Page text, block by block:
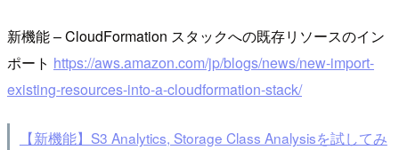
新機能 – CloudFormation スタックへの既存リソースのイン
ポート https://aws.amazon.com/jp/blogs/news/new-import-
existing-resources-into-a-cloudformation-stack/
【新機能】S3 Analytics, Storage Class Analysisを試してみ